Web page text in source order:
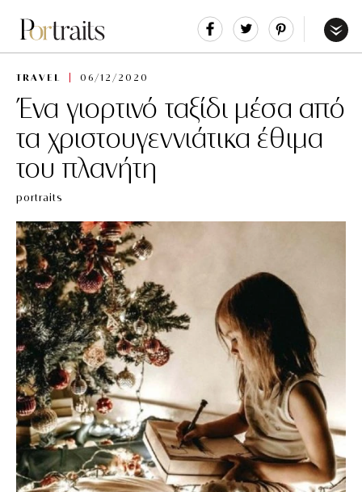
Share Tweet
TRAVEL 06/12/2020
Ένα γιορτινό ταξίδι μέσα από
τα χριστουγεννιάτικα έθιμα
του πλανήτη
portraits